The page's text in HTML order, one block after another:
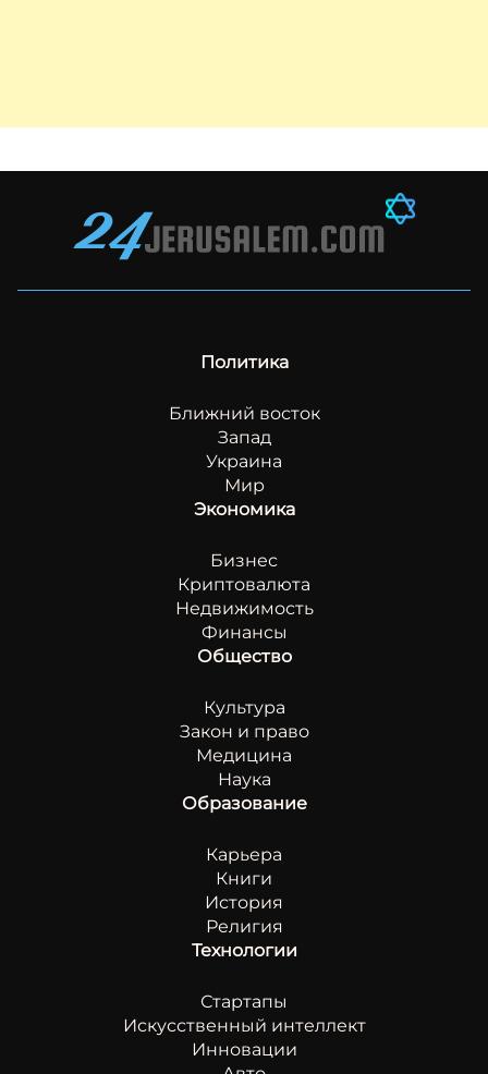
Политика
Ближний восток
Запад
Украина
Мир
Экономика
Бизнес
Криптовалюта
Недвижимость
Финансы
Общество
Культура
Закон и право
Медицина
Наука
Образование
Карьера
Книги
История
Религия
Технологии
Стартапы
Искусственный интеллект
Инновации